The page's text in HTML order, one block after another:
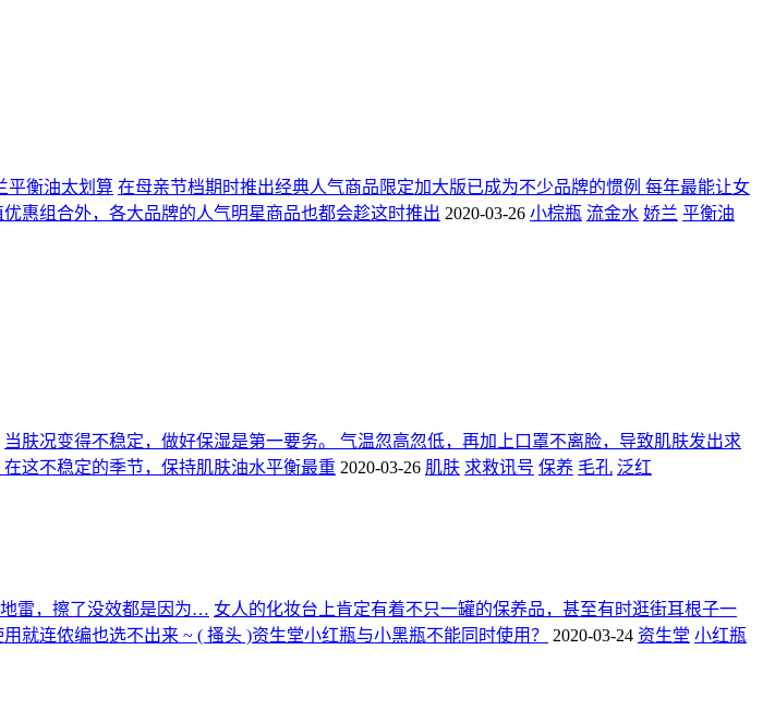
平衡油太划算 在母亲节档期时推出经典人气商品限定加大版已成为不少品牌的惯例 每年最能让女
惠组合外，各大品牌的人气明星商品也都会趁这时推出 2020-03-26 小棕瓶 流金水 娇兰 平衡油
当肤况变得不稳定，做好保湿是第一要务。 气温忽高忽低，再加上口罩不离脸，导致肌肤发出求
这不稳定的季节，保持肌肤油水平衡最重 2020-03-26 肌肤 求救讯号 保养 毛孔 泛红
雷，擦了没效都是因为… 女人的化妆台上肯定有着不只一罐的保养品，甚至有时逛街耳根子一
连侬编也选不出来 ~ ( 搔头 )资生堂小红瓶与小黑瓶不能同时使用？
2020-03-24 资生堂 小红瓶